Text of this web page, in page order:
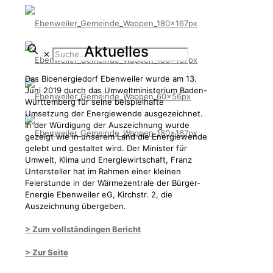
✕ Aktuelles
Das Bioenergiedorf Ebenweiler wurde am 13.
Juni 2019 durch das Umweltministerium Baden-
Württemberg für seine beispielhafte
Umsetzung der Energiewende ausgezeichnet.
In der Würdigung der Auszeichnung wurde
gezeigt wie in unserem Land die Energiewende
gelebt und gestaltet wird. Der Minister für
Umwelt, Klima und Energiewirtschaft, Franz
Untersteller hat im Rahmen einer kleinen
Feierstunde in der Wärmezentrale der Bürger-
Energie Ebenweiler eG, Kirchstr. 2, die
Auszeichnung übergeben.
> Zum vollständingen Bericht
> Zur Seite